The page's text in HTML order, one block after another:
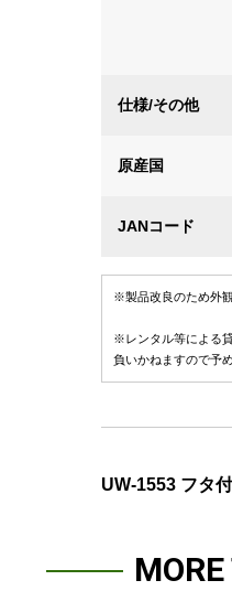
仕様/その他
原産国
JANコード
※製品改良のため外
※レンタル等による
負いかねますので予
UW-1553 フタ